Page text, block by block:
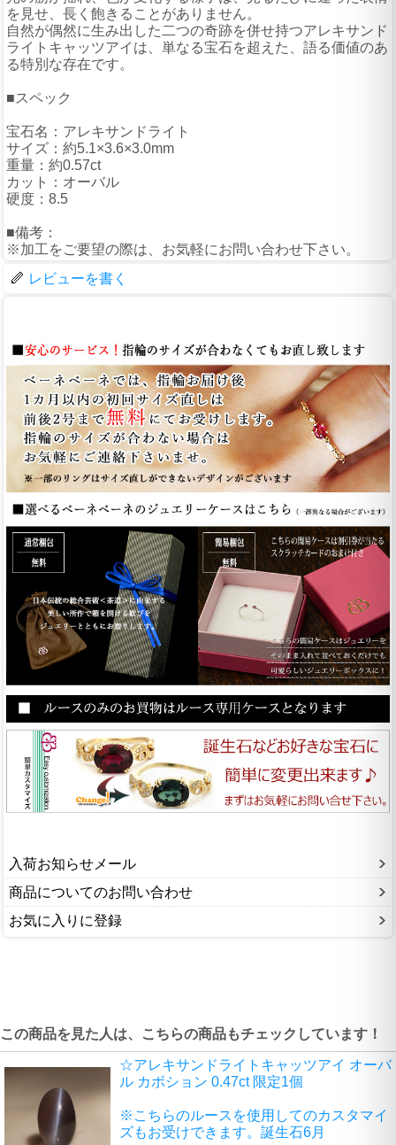
を見せ、長く飽きることがありません。
自然が偶然に生み出した二つの奇跡を併せ持つアレキサンド
ライトキャッツアイは、単なる宝石を超えた、語る価値のあ
る特別な存在です。
■スペック
宝石名：アレキサンドライト
サイズ：約5.1×3.6×3.0mm
重量：約0.57ct
カット：オーバル
硬度：8.5
■備考：
※加工をご要望の際は、お気軽にお問い合わせ下さい。
レビューを書く
入荷お知らせメール
商品についてのお問い合わせ
お気に入りに登録
この商品を見た人は、こちらの商品もチェックしています！
☆アレキサンドライトキャッツアイ オーバ
ル カボション 0.47ct 限定1個
※こちらのルースを使用してのカスタマイ
ズもお受けできます。誕生石6月